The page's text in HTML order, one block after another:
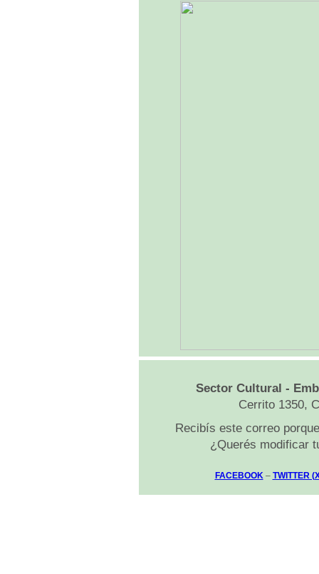
Sector Cultural -
Cerrito 1350,
Recibís este correo
¿Querés modificar
FACEBOOK – TWITTER